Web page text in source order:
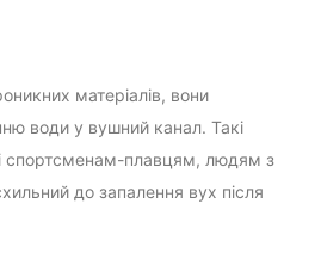
матеріалів, вони
води у вушний канал. Такі
спортсменам-плавцям, людям з
до запалення вух після